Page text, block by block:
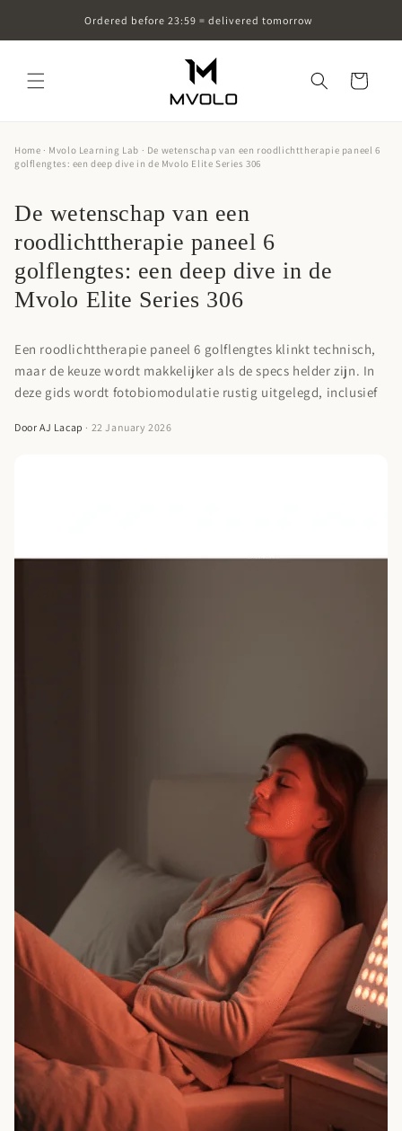
Ordered before 23:59 = delivered tomorrow
Cart
Home · Mvolo Learning Lab · De wetenschap van een roodlichttherapie paneel 6
golflengtes: een deep dive in de Mvolo Elite Series 306
De wetenschap van een
roodlichttherapie paneel 6
golflengtes: een deep dive in de
Mvolo Elite Series 306
Een roodlichttherapie paneel 6 golflengtes klinkt technisch,
maar de keuze wordt makkelijker als de specs helder zijn. In
deze gids wordt fotobiomodulatie rustig uitgelegd, inclusief
mW/cm² op 10 cm) belangrijk zijn. Je krijgt ook een haalbaar
Door AJ Lacap · 22 January 2026